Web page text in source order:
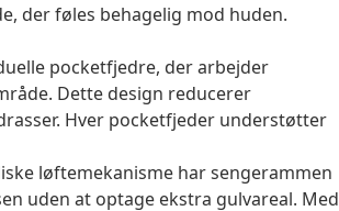
der føles behagelig mod huden.
pocketfjedre, der arbejder
Dette design reducerer
Hver pocketfjeder understøtter
løftemekanisme har sengerammen
uden at optage ekstra gulvareal. Med